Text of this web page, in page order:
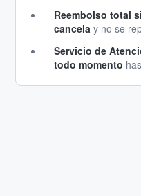
Reembolso total
cancela y no se
Servicio de
todo momento